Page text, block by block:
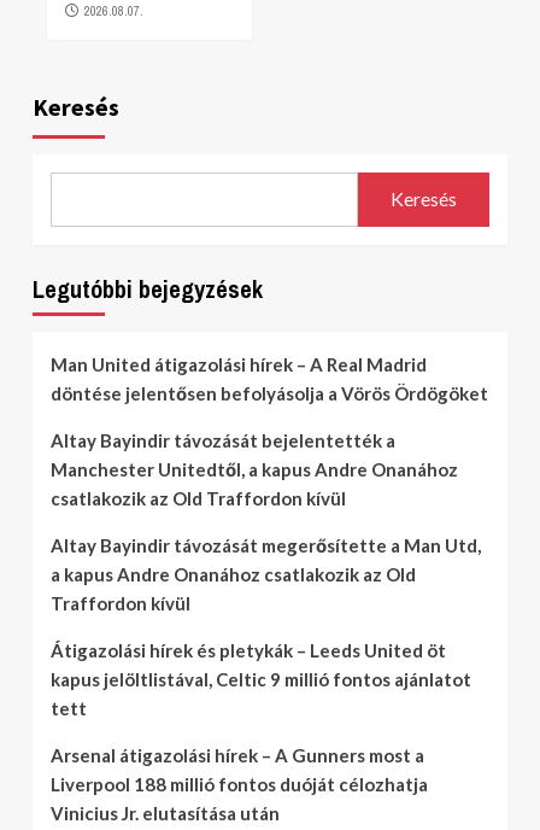
2026.08.07.
Keresés
Keresés
Legutóbbi bejegyzések
Man United átigazolási hírek – A Real Madrid
döntése jelentősen befolyásolja a Vörös Ördögöket
Altay Bayindir távozását bejelentették a
Manchester Unitedtől, a kapus Andre Onanához
csatlakozik az Old Traffordon kívül
Altay Bayindir távozását megerősítette a Man Utd,
a kapus Andre Onanához csatlakozik az Old
Traffordon kívül
Átigazolási hírek és pletykák – Leeds United öt
kapus jelöltlistával, Celtic 9 millió fontos ajánlatot
tett
Arsenal átigazolási hírek – A Gunners most a
Liverpool 188 millió fontos duóját célozhatja
Vinicius Jr. elutasítása után